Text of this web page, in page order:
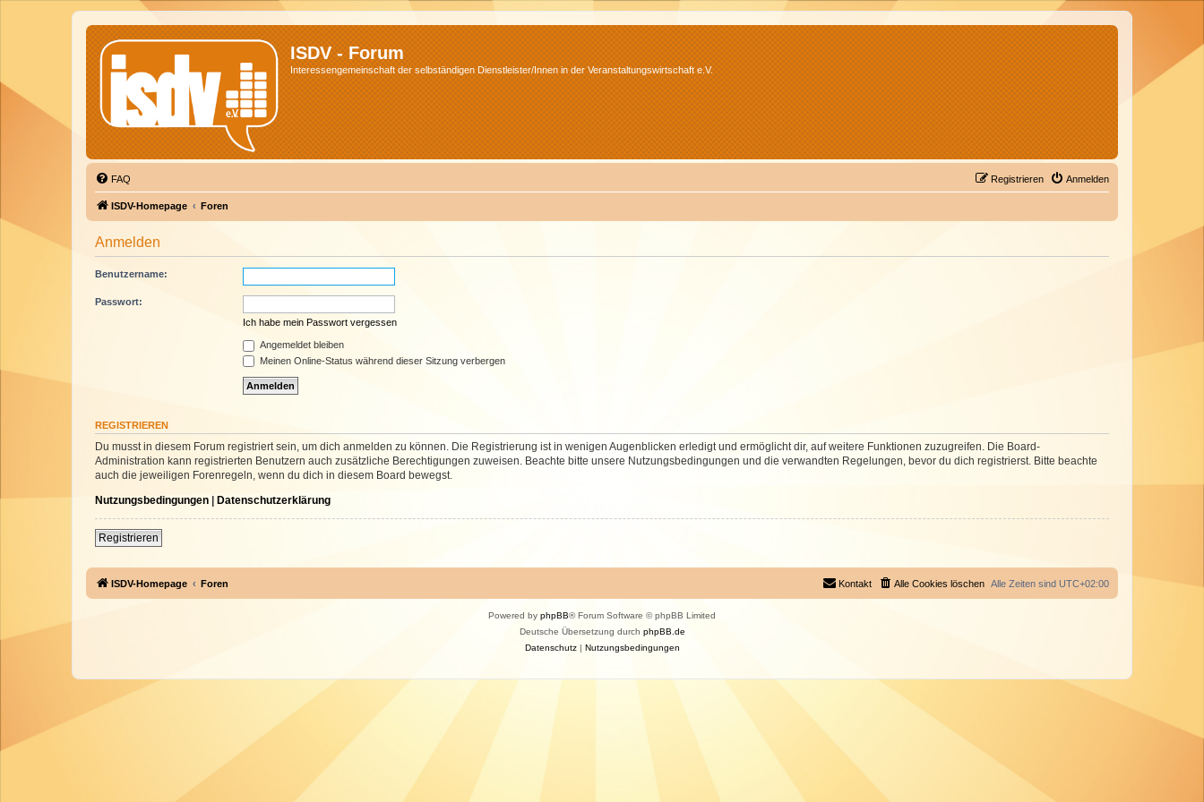
ISDV - Forum
Interessengemeinschaft der selbständigen Dienstleister/Innen in der Veranstaltungswirtschaft e.V.
FAQ Anmelden
Registrieren
ISDV-Homepage Foren
Anmelden
Benutzername:
Passwort:
Ich habe mein Passwort vergessen
Angemeldet bleiben
Meinen Online-Status während dieser Sitzung verbergen
REGISTRIEREN
Du musst in diesem Forum registriert sein, um dich anmelden zu können. Die Registrierung ist in wenigen Augenblicken erledigt und ermöglicht dir, auf weitere Funktionen zuzugreifen. Die Board-
Administration kann registrierten Benutzern auch zusätzliche Berechtigungen zuweisen. Beachte bitte unsere Nutzungsbedingungen und die verwandten Regelungen, bevor du dich registrierst. Bitte beachte
auch die jeweiligen Forenregeln, wenn du dich in diesem Board bewegst.
Nutzungsbedingungen | Datenschutzerklärung
Registrieren
ISDV-Homepage Foren Alle Zeiten sind UTC+02:00
Alle Cookies löschen
Kontakt
Powered by phpBB® Forum Software © phpBB Limited
Deutsche Übersetzung durch phpBB.de
Datenschutz| Nutzungsbedingungen